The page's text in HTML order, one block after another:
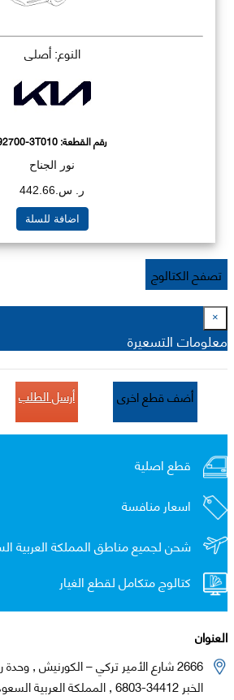
النوع: أصلي
رقم القطعة:3T010
نور الجناح
ر. س.442.66
اضافة للسلة
تصفح الكتالوج
×
معلومات التسعيرة
أضف قطع اخرى أرسل الطلب
قطع اصلية
اسعار منافسة
شحن لجميع مناطق المملكة العربية
كتالوج متكامل لقطع الغيار
العنوان
2666 شارع الأمير تركي – الكورنيش , وحدة رقم 102
الخبر 34412-6803 , المملكة العربية السعودية